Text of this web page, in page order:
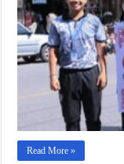
Read More »